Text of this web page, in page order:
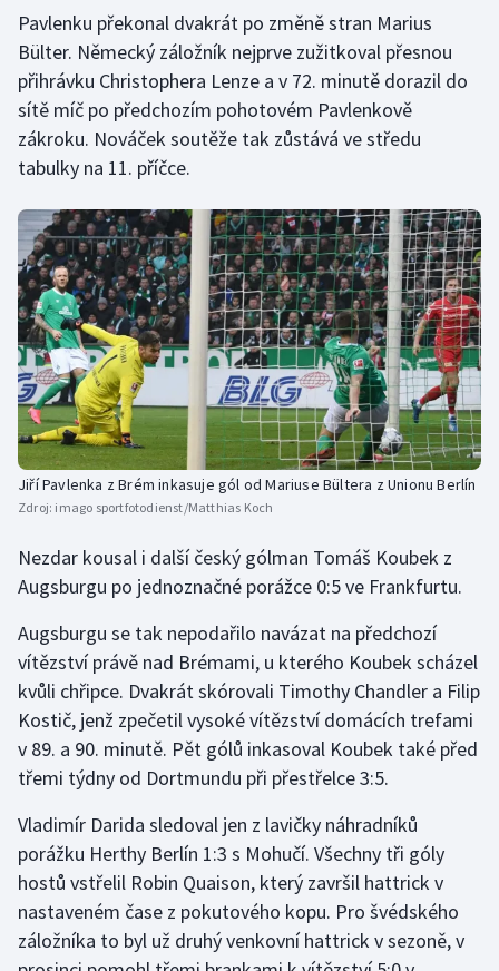
Pavlenku překonal dvakrát po změně stran Marius
Bülter. Německý záložník nejprve zužitkoval přesnou
přihrávku Christophera Lenze a v 72. minutě dorazil do
sítě míč po předchozím pohotovém Pavlenkově
zákroku. Nováček soutěže tak zůstává ve středu
tabulky na 11. příčce.
Jiří Pavlenka z Brém inkasuje gól od Mariuse Bültera z Unionu Berlín
Zdroj: imago sportfotodienst/Matthias Koch
Nezdar kousal i další český gólman Tomáš Koubek z
Augsburgu po jednoznačné porážce 0:5 ve Frankfurtu.
Augsburgu se tak nepodařilo navázat na předchozí
vítězství právě nad Brémami, u kterého Koubek scházel
kvůli chřipce. Dvakrát skórovali Timothy Chandler a Filip
Kostič, jenž zpečetil vysoké vítězství domácích trefami
v 89. a 90. minutě. Pět gólů inkasoval Koubek také před
třemi týdny od Dortmundu při přestřelce 3:5.
Vladimír Darida sledoval jen z lavičky náhradníků
porážku Herthy Berlín 1:3 s Mohučí. Všechny tři góly
hostů vstřelil Robin Quaison, který završil hattrick v
nastaveném čase z pokutového kopu. Pro švédského
záložníka to byl už druhý venkovní hattrick v sezoně, v